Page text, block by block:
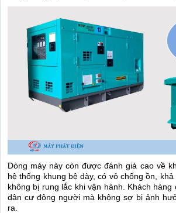
Dòng máy này còn được đánh giá cao về
hệ thống khung bệ dày, có vỏ chống ồn,
không bị rung lắc khi vận hành. Khách
dân cư đông người mà không sợ bị ảnh
ra.